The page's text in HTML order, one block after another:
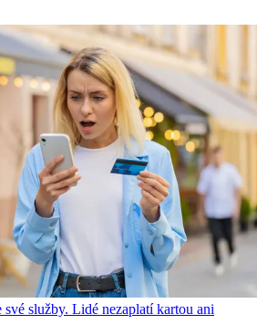
své služby. Lidé nezaplatí kartou ani